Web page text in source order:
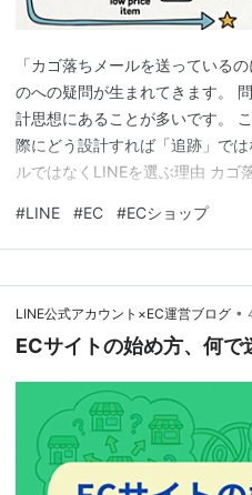
「カゴ落ちメールを送っている
のへの疑問が生まれてきます。
計思想にあることが多いです。
際にどう設計すれば「追跡」で
ルではなくLINEを選ぶ理由 カゴ
として機能していません。 数字
均で40%程度とされています。
#LINE #EC #ECショップ
LINE公式アカウント×EC運営ブログ •
ECサイトの始め方、何